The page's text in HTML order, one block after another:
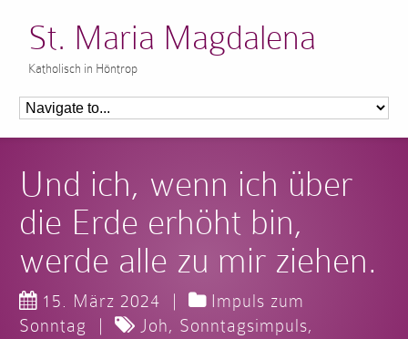
St. Maria Magdalena
Katholisch in Höntrop
Und ich, wenn ich über
die Erde erhöht bin,
werde alle zu mir ziehen.
15. März 2024 |
Impuls zum
Sonntag
| Joh, Sonntagsimpuls,